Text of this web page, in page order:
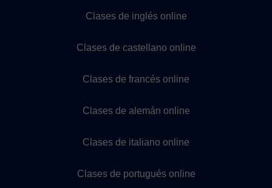
Clases de inglés online
Clases de castellano online
Clases de francés online
Clases de alemán online
Clases de italiano online
Clases de portugués online